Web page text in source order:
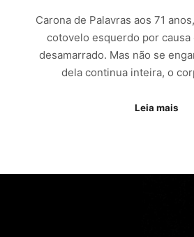
Carona de Palavras aos 71
cotovelo esquerdo por causa
desamarrado. Mas não se
dela continua inteira, o
Leia mais